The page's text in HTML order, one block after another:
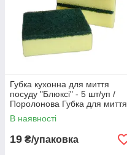
Губка кухонна для миття
посуду "Блюксі" - 5 шт/уп /
Поролонова Губка для миття
посуду
В наявності
19 ₴/упаковка